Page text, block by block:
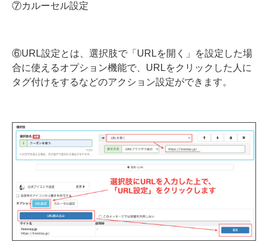
⑦カルーセル設定
⑥URL設定とは、選択肢で「URLを開く」を設定した場
合に使えるオプション機能で、URLをクリックした人に
タグ付けをするなどのアクション設定ができます。